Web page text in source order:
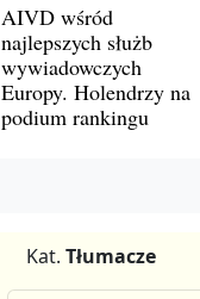
AIVD wśród
najlepszych służb
wywiadowczych
Europy. Holendrzy na
podium rankingu
Kat. Tłumacze